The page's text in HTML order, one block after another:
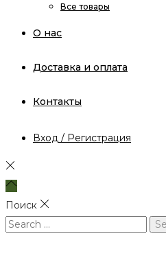
Все товары
О нас
Доставка и оплата
Контакты
Вход / Регистрация
Поиск
Search